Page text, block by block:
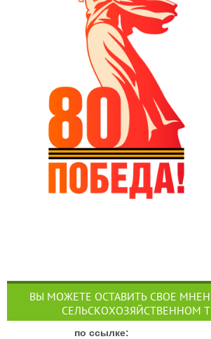
ВЫ МОЖЕТЕ ОСТАВИТЬ СВОЕ
СЕЛЬСКОХОЗЯЙСТВЕННОМ
по ссылке: